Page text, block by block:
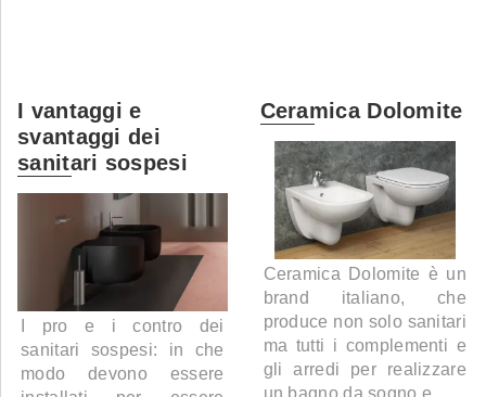
I vantaggi e
svantaggi dei
sanitari sospesi
I pro e i contro dei
sanitari sospesi: in che
modo devono essere
Ceramica Dolomite
Ceramica Dolomite è un
brand italiano, che
produce non solo sanitari
ma tutti i complementi e
gli arredi per realizzare
un bagno da sogno e ...